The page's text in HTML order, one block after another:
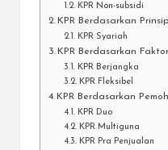
KPR Non-subsidi
KPR Berdasarkan Prinsip
KPR Syariah
KPR Berdasarkan
KPR Berjangka
KPR Fleksibel
KPR Berdasarkan
KPR Duo
KPR Multiguna
KPR Pra Penjualan